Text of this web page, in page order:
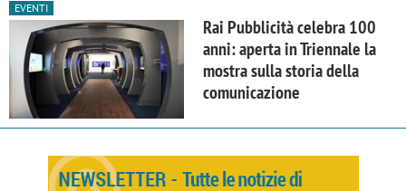
EVENTI
Rai Pubblicità celebra 100
anni: aperta in Triennale la
mostra sulla storia della
comunicazione